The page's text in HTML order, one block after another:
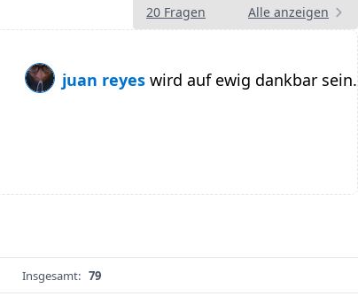
20 Fragen Alle anzeigen
juan reyes wird auf ewig dankbar sein.
Insgesamt: 79